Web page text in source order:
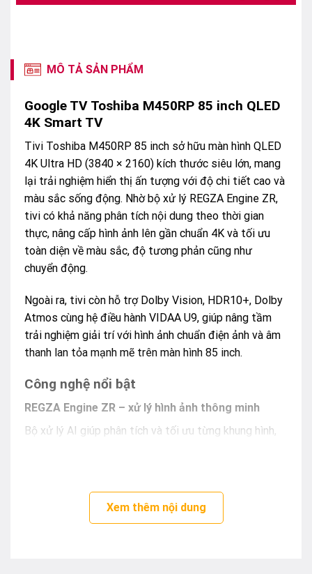
MÔ TẢ SẢN PHẨM
Google TV Toshiba M450RP 85 inch QLED
4K Smart TV
Tivi Toshiba M450RP 85 inch sở hữu màn hình QLED
4K Ultra HD (3840 × 2160) kích thước siêu lớn, mang
lại trải nghiệm hiển thị ấn tượng với độ chi tiết cao và
màu sắc sống động. Nhờ bộ xử lý REGZA Engine ZR,
tivi có khả năng phân tích nội dung theo thời gian
thực, nâng cấp hình ảnh lên gần chuẩn 4K và tối ưu
toàn diện về màu sắc, độ tương phản cũng như
chuyển động.
Ngoài ra, tivi còn hỗ trợ Dolby Vision, HDR10+, Dolby
Atmos cùng hệ điều hành VIDAA U9, giúp nâng tầm
trải nghiệm giải trí với hình ảnh chuẩn điện ảnh và âm
thanh lan tỏa mạnh mẽ trên màn hình 85 inch.
Công nghệ nổi bật
REGZA Engine ZR – xử lý hình ảnh thông minh
Bộ xử lý AI giúp phân tích và tối ưu từng khung hình,
Xem thêm nội dung